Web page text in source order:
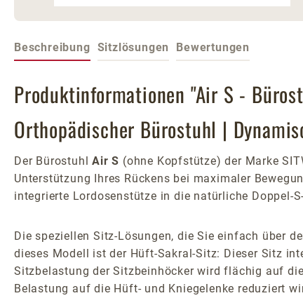
Beschreibung Sitzlösungen Bewertungen
Produktinformationen "Air S -
Orthopädischer Bürostuhl |
Der BürostuhlAir S (ohne Kopfstütze) der Marke
Unterstützung Ihres Rückens bei maximaler
integrierte Lordosenstütze in die natürliche Doppel-
Die speziellen Sitz-Lösungen, die Sie einfach über
dieses Modell ist der Hüft-Sakral-Sitz: Dieser Sitz
Sitzbelastung der Sitzbeinhöcker wird flächig auf
Belastung auf die Hüft- und Kniegelenke reduziert